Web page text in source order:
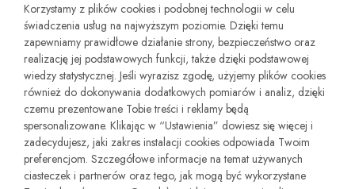
KIM JESTEŚMY?
REGULAMINY I ZWROTY
Korzystamy z plików cookies i podobnej technologii w celu
świadczenia usług na najwyższym poziomie. Dzięki temu
zapewniamy prawidłowe działanie strony, bezpieczeństwo oraz
realizację jej podstawowych funkcji, także dzięki podstawowej
wiedzy statystycznej. Jeśli wyrazisz zgodę, użyjemy plików cookies
również do dokonywania dodatkowych pomiarów i analiz, dzięki
czemu prezentowane Tobie treści i reklamy będą
spersonalizowane. Klikając w “Ustawienia” dowiesz się więcej i
zadecydujesz, jaki zakres instalacji cookies odpowiada Twoim
preferencjom. Szczegółowe informacje na temat używanych
ciasteczek i partnerów oraz tego, jak mogą być wykorzystane